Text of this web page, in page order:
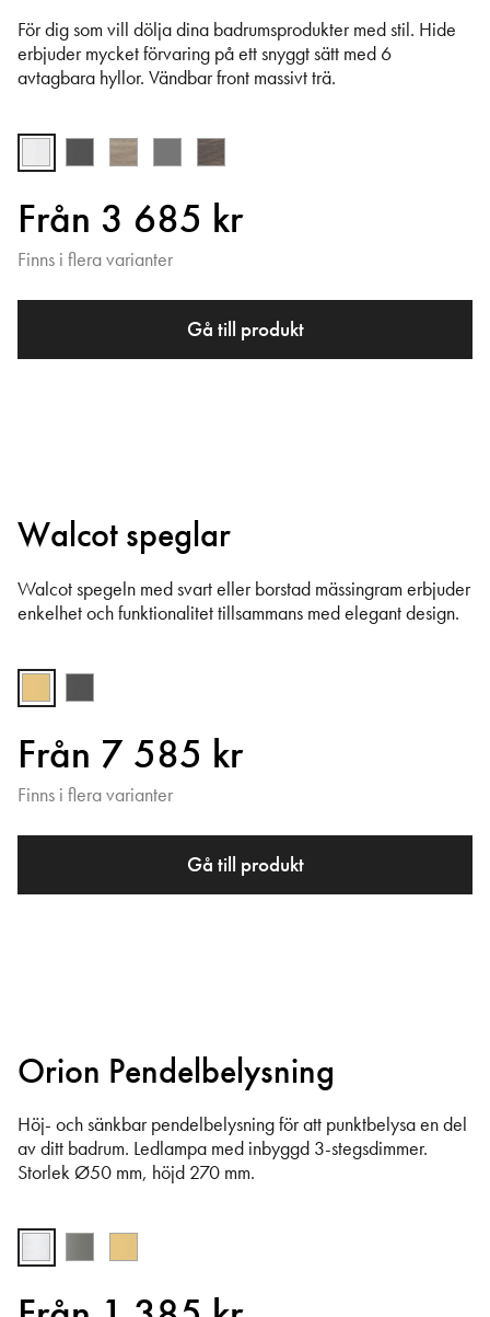
För dig som vill dölja dina badrumsprodukter med stil. Hide
erbjuder mycket förvaring på ett snyggt sätt med 6
avtagbara hyllor. Vändbar front massivt trä.
Från 3 685 kr
Finns i flera varianter
Gå till produkt
Walcot speglar
Walcot spegeln med svart eller borstad mässingram erbjuder
enkelhet och funktionalitet tillsammans med elegant design.
Från 7 585 kr
Finns i flera varianter
Gå till produkt
Orion Pendelbelysning
Höj- och sänkbar pendelbelysning för att punktbelysa en del
av ditt badrum. Ledlampa med inbyggd 3-stegsdimmer.
Storlek Ø50 mm, höjd 270 mm.